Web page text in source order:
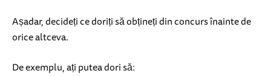
Așadar, decideți ce doriți să obțineți din concurs înainte de
orice altceva.
De exemplu, ați putea dori să: